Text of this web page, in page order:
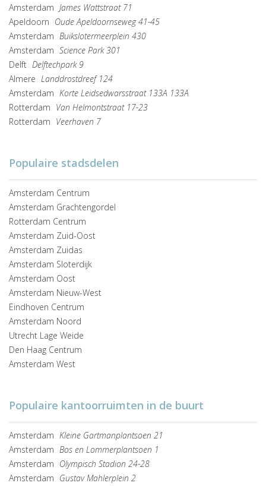
Amsterdam James Wattstraat 71
Apeldoorn Oude Apeldoornseweg 41-45
Amsterdam Buikslotermeerplein 430
Amsterdam Science Park 301
Delft Delftechpark 9
Almere Landdrostdreef 124
Amsterdam Korte Leidsedwarsstraat 133A 133A
Rotterdam Van Helmontstraat 17-23
Rotterdam Veerhaven 7
Populaire stadsdelen
Amsterdam Centrum
Amsterdam Grachtengordel
Rotterdam Centrum
Amsterdam Zuid-Oost
Amsterdam Zuidas
Amsterdam Sloterdijk
Amsterdam Oost
Amsterdam Nieuw-West
Eindhoven Centrum
Amsterdam Noord
Utrecht Lage Weide
Den Haag Centrum
Amsterdam West
Populaire kantoorruimten in de buurt
Amsterdam Kleine Gartmanplantsoen 21
Amsterdam Bos en Lommerplantsoen 1
Amsterdam Olympisch Stadion 24-28
Amsterdam Gustav Mahlerplein 2